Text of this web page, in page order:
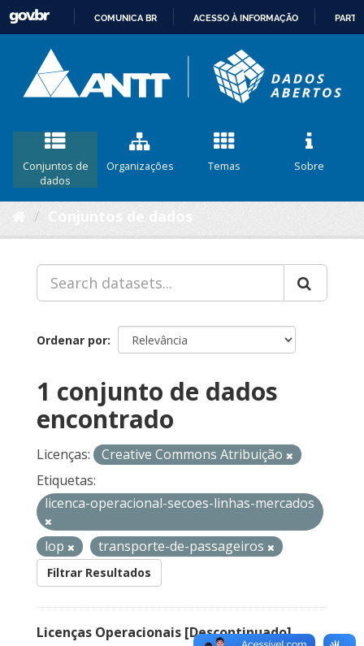
CONTEÚDO
COMUNICA BR ACESSO À INFORMAÇÃO
Conjuntos de
dados
Organizações Temas Sobre
Ordenar por
1 conjunto de dados
encontrado
Licenças:
Creative Commons Atribuição
Etiquetas:
licenca-operacional-secoes-linhas-mercados
lop transporte-de-passageiros
Filtrar Resultados
Licenças Operacionais [Descontinuado]